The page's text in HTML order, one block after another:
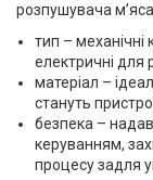
розпушувача
тип –
електричні для
матеріал –
стануть
безпека –
керуванням,
процесу задля